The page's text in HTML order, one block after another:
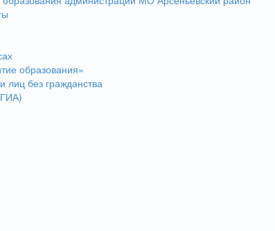
образования»
без гражданства